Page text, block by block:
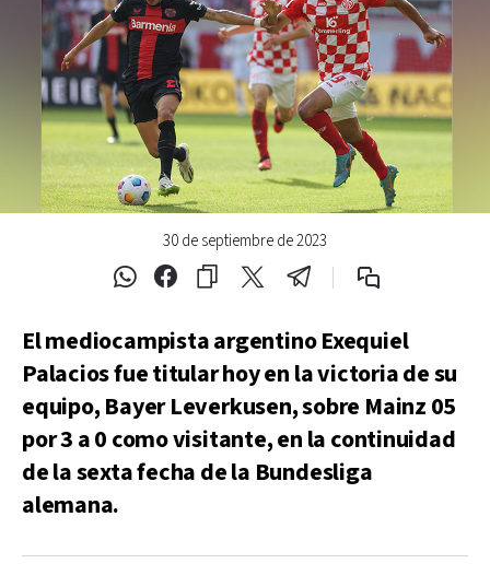
30 de septiembre de 2023
El mediocampista argentino Exequiel
Palacios fue titular hoy en la victoria de su
equipo, Bayer Leverkusen, sobre Mainz 05
por 3 a 0 como visitante, en la continuidad
de la sexta fecha de la Bundesliga
alemana.